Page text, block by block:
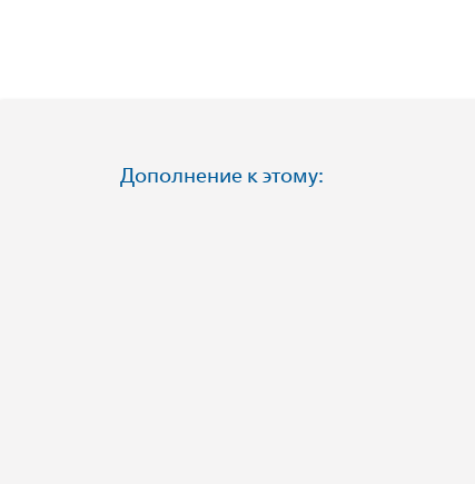
Дополнение к этому: